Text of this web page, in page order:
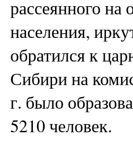
рассеянного на
населения,
обратился к
Сибири на
г. было
5210 человек.